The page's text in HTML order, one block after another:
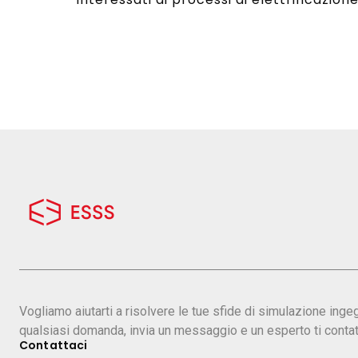
Vogliamo aiutarti a risolvere le tue sfide di simulazione
qualsiasi domanda, invia un messaggio e un esperto ti
Contattaci